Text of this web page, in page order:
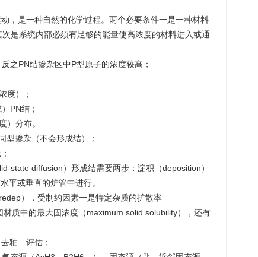
，是一种自然的化学过程。两个必要条件一是一种材料
是系统内部必须有足够的能量使高浓度的材料进入或通
之PN结掺杂区中P型原子的浓度较高；
度）；
PN结；
）分布。
型掺杂（不会形成结）；
state diffusion）形成结需要两步：淀积（deposition）
平或垂直的炉管中进行。
），受制约因素一是特定杂质的扩散率
材质中的最大固浓度（maximum solid solubility），还有
釉—评估；